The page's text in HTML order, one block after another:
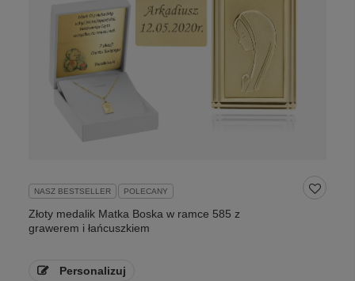
NASZ BESTSELLER POLECANY
Złoty medalik Matka Boska w ramce 585 z
grawerem i łańcuszkiem
Personalizuj